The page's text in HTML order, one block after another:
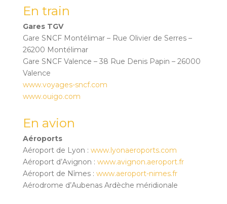
En train
Gares TGV
Gare SNCF Montélimar – Rue Olivier de Serres –
26200 Montélimar
Gare SNCF Valence – 38 Rue Denis Papin – 26000
Valence
www.voyages-sncf.com
www.ouigo.com
En avion
Aéroports
Aéroport de Lyon : www.lyonaeroports.com
Aéroport d’Avignon : www.avignon.aeroport.fr
Aéroport de Nîmes : www.aeroport-nimes.fr
Aérodrome d’Aubenas Ardèche méridionale